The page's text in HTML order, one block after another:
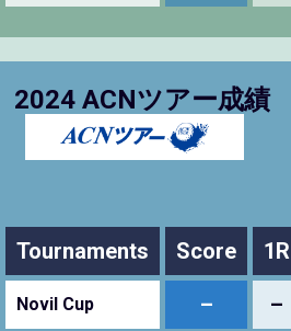
2024 ACNツアー成績
Tournaments Score 1R
Novil Cup – –